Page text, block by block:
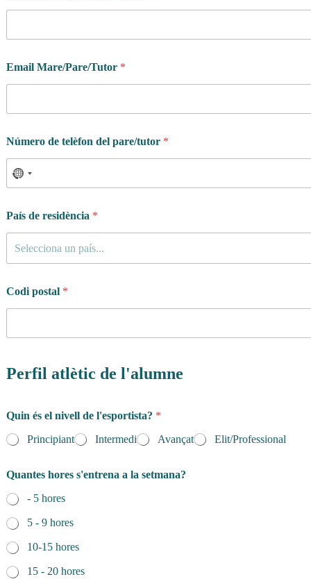
Email Mare/Pare/Tutor *
Número de telèfon del pare/tutor *
País de residència *
Selecciona un país...
Codi postal *
Perfil atlètic de l'alumne
Quin és el nivell de l'esportista? *
Principiant
Intermedi Avançat Elit/Professional
Quantes hores s'entrena a la setmana?
- 5 hores
5 - 9 hores
10-15 hores
15 - 20 hores